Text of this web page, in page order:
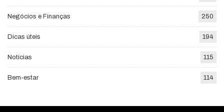
Negócios e Finanças 250
Dicas úteis 194
Notícias 115
Bem-estar 114